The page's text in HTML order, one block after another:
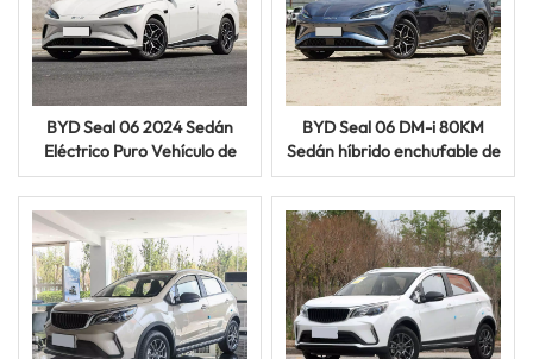
BYD Seal 06 2024 Sedán
Eléctrico Puro Vehículo de
Nueva Energía Automóvil EV
de Largo Alcance
BYD Seal 06 DM-i 80KM
Sedán híbrido enchufable de
bajo consumo de
combustible, coche eléctrico
inteligente